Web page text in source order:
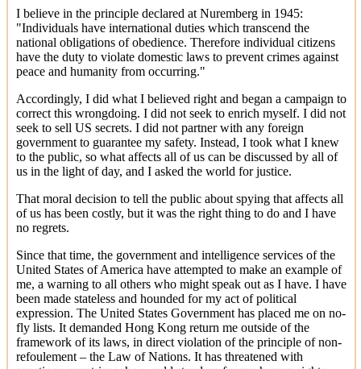
I believe in the principle declared at Nuremberg in 1945:
"Individuals have international duties which transcend the
national obligations of obedience. Therefore individual citizens
have the duty to violate domestic laws to prevent crimes against
peace and humanity from occurring."
Accordingly, I did what I believed right and began a campaign to
correct this wrongdoing. I did not seek to enrich myself. I did not
seek to sell US secrets. I did not partner with any foreign
government to guarantee my safety. Instead, I took what I knew
to the public, so what affects all of us can be discussed by all of
us in the light of day, and I asked the world for justice.
That moral decision to tell the public about spying that affects all
of us has been costly, but it was the right thing to do and I have
no regrets.
Since that time, the government and intelligence services of the
United States of America have attempted to make an example of
me, a warning to all others who might speak out as I have. I have
been made stateless and hounded for my act of political
expression. The United States Government has placed me on no-
fly lists. It demanded Hong Kong return me outside of the
framework of its laws, in direct violation of the principle of non-
refoulement – the Law of Nations. It has threatened with